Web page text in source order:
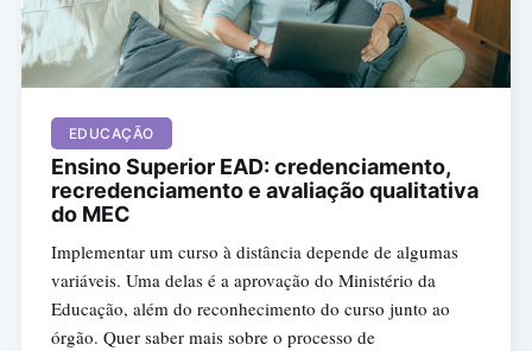
EDUCAÇÃO
Ensino Superior EAD: credenciamento,
recredenciamento e avaliação qualitativa
do MEC
Implementar um curso à distância depende de algumas
variáveis. Uma delas é a aprovação do Ministério da
Educação, além do reconhecimento do curso junto ao
órgão. Quer saber mais sobre o processo de